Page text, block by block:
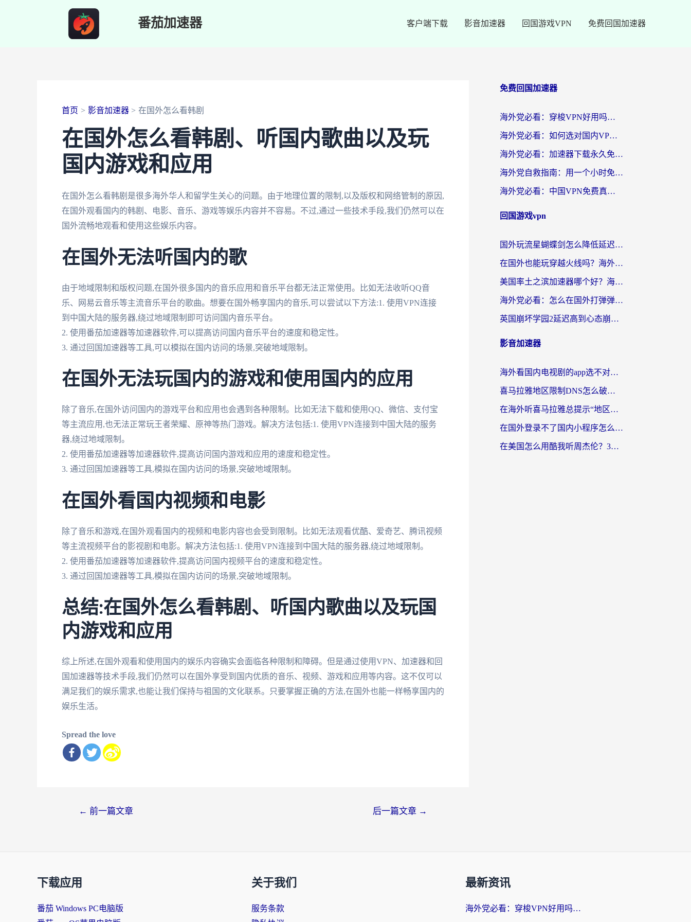
番茄加速器 客户端下载 影音加速器 回国游戏VPN 免费回国加速器
首页 影音加速器 在国外怎么看韩剧
在国外怎么看韩剧、听国内歌曲以及玩
国内游戏和应用
在国外怎么看韩剧是很多海外华人和留学生关心的问题。由于地理位置的限制,以及版权和网络管制的原因,
在国外观看国内的韩剧、电影、音乐、游戏等娱乐内容并不容易。不过,通过一些技术手段,我们仍然可以在
国外流畅地观看和使用这些娱乐内容。
在国外无法听国内的歌
由于地域限制和版权问题,在国外很多国内的音乐应用和音乐平台都无法正常使用。比如无法收听QQ音
乐、网易云音乐等主流音乐平台的歌曲。想要在国外畅享国内的音乐,可以尝试以下方法:1. 使用VPN连接
到中国大陆的服务器,绕过地域限制即可访问国内音乐平台。
2. 使用番茄加速器等加速器软件,可以提高访问国内音乐平台的速度和稳定性。
3. 通过回国加速器等工具,可以模拟在国内访问的场景,突破地域限制。
在国外无法玩国内的游戏和使用国内的应用
除了音乐,在国外访问国内的游戏平台和应用也会遇到各种限制。比如无法下载和使用QQ、微信、支付宝
等主流应用,也无法正常玩王者荣耀、原神等热门游戏。解决方法包括:1. 使用VPN连接到中国大陆的服务
器,绕过地域限制。
2. 使用番茄加速器等加速器软件,提高访问国内游戏和应用的速度和稳定性。
3. 通过回国加速器等工具,模拟在国内访问的场景,突破地域限制。
在国外看国内视频和电影
除了音乐和游戏,在国外观看国内的视频和电影内容也会受到限制。比如无法观看优酷、爱奇艺、腾讯视频
等主流视频平台的影视剧和电影。解决方法包括:1. 使用VPN连接到中国大陆的服务器,绕过地域限制。
2. 使用番茄加速器等加速器软件,提高访问国内视频平台的速度和稳定性。
3. 通过回国加速器等工具,模拟在国内访问的场景,突破地域限制。
总结:在国外怎么看韩剧、听国内歌曲以及玩国
内游戏和应用
综上所述,在国外观看和使用国内的娱乐内容确实会面临各种限制和障碍。但是通过使用VPN、加速器和回
国加速器等技术手段,我们仍然可以在国外享受到国内优质的音乐、视频、游戏和应用等内容。这不仅可以
满足我们的娱乐需求,也能让我们保持与祖国的文化联系。只要掌握正确的方法,在国外也能一样畅享国内的
娱乐生活。
Spread the love
← 前一篇文章 后一篇文章 →
免费回国加速器
海外党必看：穿梭VPN好用吗？和云帆VPN对比哪个回国效果更好？附真实测评+避坑指南
海外党必看：如何选对国内VPN，实现无缝访问国内资源？
海外党必看：加速器下载永久免费版真的存在吗？教你无缝访问国内资源的正确姿势
海外党自救指南：用一个小时免费加速器，轻松打破国内资源访问壁垒？
海外党必看：中国VPN免费真的靠谱吗？手把手教你选对回国加速器
回国游戏vpn
国外玩流星蝴蝶剑怎么降低延迟？海外党必看的加速秘籍（含欧洲鸣潮&彩虹岛优化攻略）
在国外也能玩穿越火线吗？海外玩家国服游戏畅玩终极指南
美国率土之滨加速器哪个好？海外党国服游戏畅玩终极指南（附多游戏解决方案）
海外党必看：怎么在国外打弹弹堂不卡？番茄加速器亲测指南
英国崩坏学园2延迟高到心态崩？海外党国服游戏加速终极指南
影音加速器
海外看国内电视剧的app选不对？这份回国加速器避坑指南帮你流畅追剧
喜马拉雅地区限制DNS怎么破？海外党听国内音乐听书的终极解决方案
在海外听喜马拉雅总提示“地区限制”？3步轻松解除+听国内音乐全攻略
在国外登录不了国内小程序怎么办？选对回国加速器，轻松解锁国内资源
在美国怎么用酷我听周杰伦？3步搞定海外听歌难题
下载应用
番茄 Windows PC电脑版
关于我们
服务条款
最新资讯
海外党必看：穿梭VPN好用吗？和云帆VPN对比哪个回国效果更好？附真实测评+避坑指南